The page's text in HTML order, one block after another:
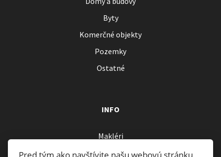
Byty
Komerčné objekty
Pozemky
Ostatné
INFO
Makléri
Napíšte nám